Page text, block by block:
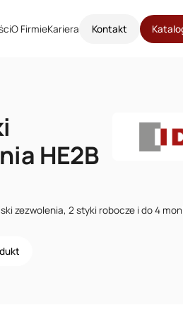
O FirmieKariera Kontakt
HE2B
zezwolenia, 2 styki robocze i do 4